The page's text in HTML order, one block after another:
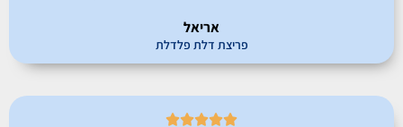
אריאל
פריצת דלת פלדלת




